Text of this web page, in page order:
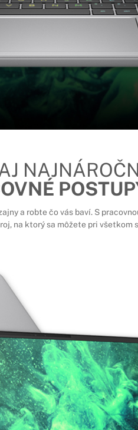
a robte čo vás baví. S
na ktorý sa môžete pri všetkom